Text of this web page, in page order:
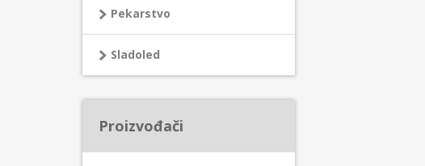
Pekarstvo
Sladoled
Proizvođači